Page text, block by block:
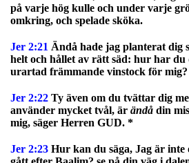
på varje hög kulle och under varje
omkring, och spelade sköka.
Jer 2:21 Ändå hade jag planterat dig
helt och hållet av rätt säd: hur har
urartad främmande vinstock för mig?
Jer 2:22 Ty även om du tvättar dig
använder mycket tvål, är ändå din
mig, säger Herren GUD. *
Jer 2:23 Hur kan du säga, Jag är